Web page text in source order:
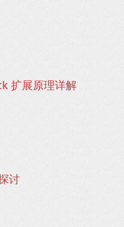
扩展原理详解
讨